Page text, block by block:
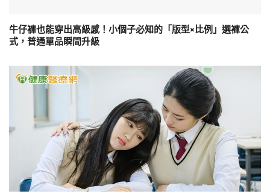
牛仔褲也能穿出高級感！小個子必知的「版型×比例」選褲公
式，普通單品瞬間升級